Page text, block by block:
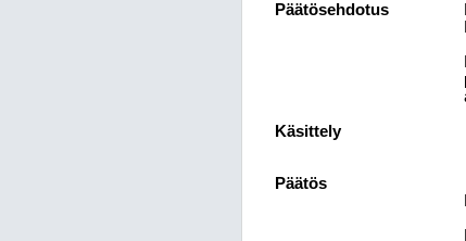
Päätösehdotus
Käsittely
Päätös